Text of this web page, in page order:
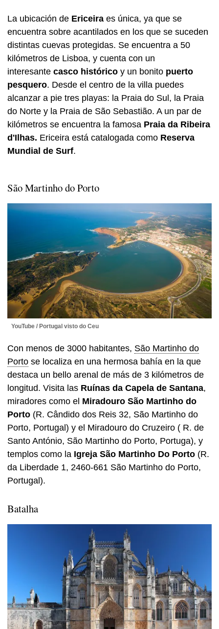
La ubicación de Ericeira es única, ya que se
encuentra sobre acantilados en los que se suceden
distintas cuevas protegidas. Se encuentra a 50
kilómetros de Lisboa, y cuenta con un
interesante casco histórico y un bonito puerto
pesquero. Desde el centro de la villa puedes
alcanzar a pie tres playas: la Praia do Sul, la Praia
do Norte y la Praia de São Sebastião. A un par de
kilómetros se encuentra la famosa Praia da Ribeira
d'Ilhas. Ericeira está catalogada como Reserva
Mundial de Surf.
São Martinho do Porto
YouTube / Portugal visto do Ceu
Con menos de 3000 habitantes, São Martinho do
Porto se localiza en una hermosa bahía en la que
destaca un bello arenal de más de 3 kilómetros de
longitud. Visita las Ruínas da Capela de Santana,
miradores como el Miradouro São Martinho do
Porto (R. Cândido dos Reis 32, São Martinho do
Porto, Portugal) y el Miradouro do Cruzeiro ( R. de
Santo António, São Martinho do Porto, Portuga), y
templos como la Igreja São Martinho Do Porto (R.
da Liberdade 1, 2460-661 São Martinho do Porto,
Portugal).
Batalha